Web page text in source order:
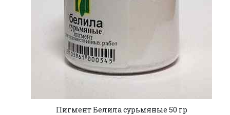
Пигмент Белила сурьмяные 50 гр